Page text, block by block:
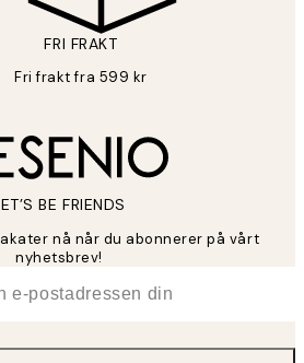
FRI FRAKT
Fri frakt fra 599 kr
BE FRIENDS
nå når du abonnerer på vårt
nyhetsbrev!